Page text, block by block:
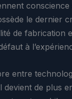
conscience
le dernier
de fabrication
à
entre
devient de plus